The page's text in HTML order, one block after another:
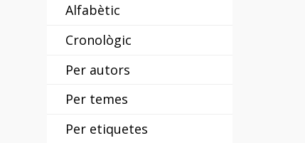
Alfabètic
Cronològic
Per autors
Per temes
Per etiquetes